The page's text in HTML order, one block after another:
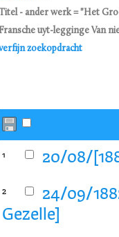
- ander werk = "Het
uyt-legginge Van
zoekopdracht
1 20/08/
2
24/09/
Gezelle]